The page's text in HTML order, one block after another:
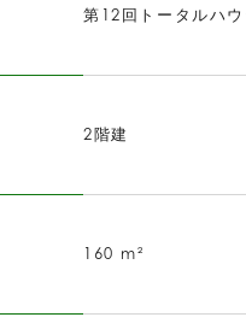
第12回トータルハ
2階建
160 m²